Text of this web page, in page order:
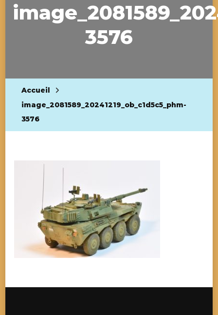
3576
Accueil
image_2081589_20241219_ob_c1d5c5_phm-
3576